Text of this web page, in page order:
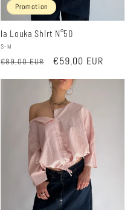
Promotion
la Louka Shirt N°50
Fournisseur :
S-M
Prix
€89,00 EUR
Prix
€59,00 EUR